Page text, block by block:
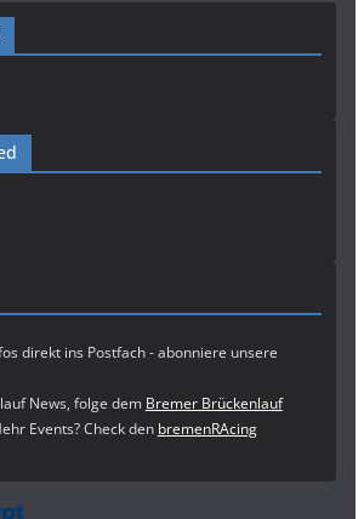
direkt ins Postfach - abonniere unsere
News, folge dem Bremer Brückenlauf
Events? Check den bremenRAcing